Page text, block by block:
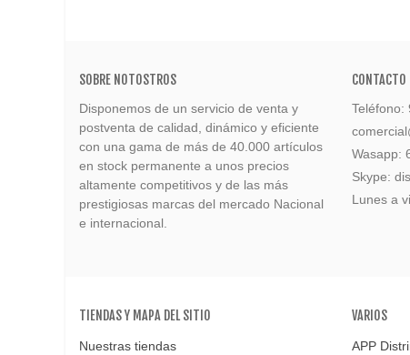
SOBRE NOTOSTROS
Disponemos de un servicio de venta y
postventa de calidad, dinámico y eficiente
con una gama de más de 40.000 artículos
en stock permanente a unos precios
altamente competitivos y de las más
prestigiosas marcas del mercado Nacional
e internacional.
CONTACTO
Teléfono:
Wasapp:
Skype:
Lunes a
TIENDAS Y MAPA DEL SITIO
Nuestras tiendas
VARIOS
APP